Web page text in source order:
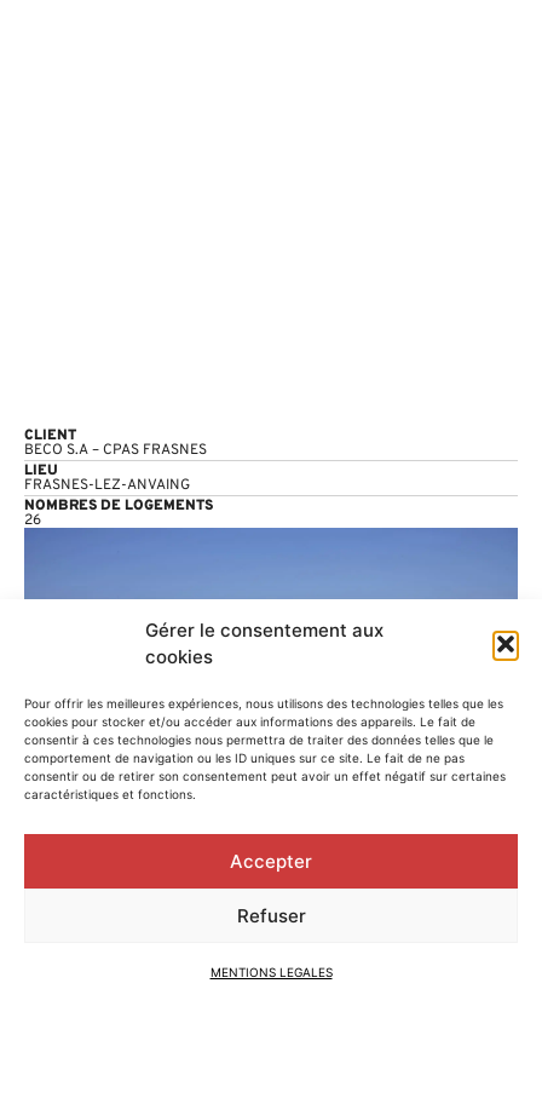
Gérer le consentement aux
cookies
Pour offrir les meilleures expériences, nous utilisons des technologies telles que les
cookies pour stocker et/ou accéder aux informations des appareils. Le fait de
consentir à ces technologies nous permettra de traiter des données telles que le
comportement de navigation ou les ID uniques sur ce site. Le fait de ne pas
consentir ou de retirer son consentement peut avoir un effet négatif sur certaines
caractéristiques et fonctions.
Accepter
Refuser
MENTIONS LEGALES
CLIENT
BECO S.A – CPAS FRASNES
LIEU
FRASNES-LEZ-ANVAING
NOMBRES DE LOGEMENTS
26